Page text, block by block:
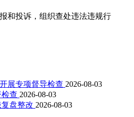
和投诉，组织查处违法违规行
展专项督导检查 2026-08-03
查 2026-08-03
盘整改 2026-08-03